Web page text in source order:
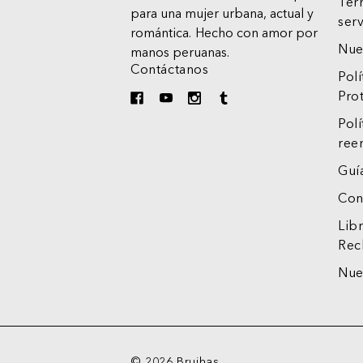
para una mujer urbana, actual y
romántica. Hecho con amor por
manos peruanas.
Contáctanos